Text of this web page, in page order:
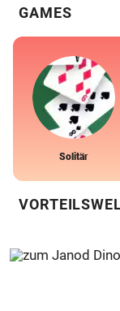
GAMES
Solitär